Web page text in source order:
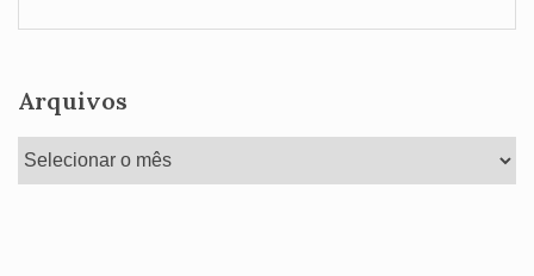
Arquivos
Arquivos